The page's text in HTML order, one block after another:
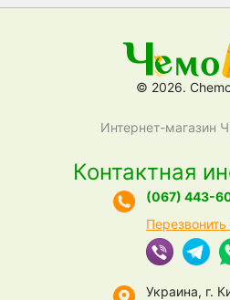
© 2026.
Интернет-
Контактная
(067) 443-
Украина, г.